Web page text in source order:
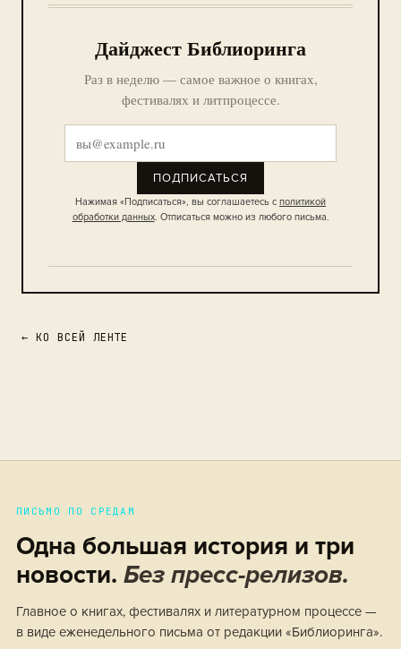
Дайджест Библиоринга
Раз в неделю — самое важное о книгах,
фестивалях и литпроцессе.
ПОДПИСАТЬСЯ
Нажимая «Подписаться», вы соглашаетесь с политикой
обработки данных. Отписаться можно из любого письма.
← КО ВСЕЙ ЛЕНТЕ
ПИСЬМО ПО СРЕДАМ
Одна большая история и три
новости. Без пресс-релизов.
Главное о книгах, фестивалях и литературном процессе —
в виде еженедельного письма от редакции «Библиоринга».